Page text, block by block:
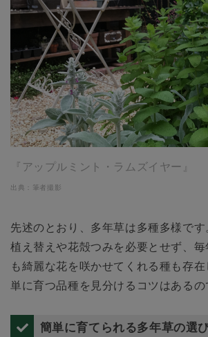
『アップルミント・ラムズイヤー』
出典：筆者撮影
先述のとおり、多年草は多種多様で
植え替えや花殻つみを必要とせず、
も綺麗な花を咲かせてくれる種も存
単に育つ品種を見分けるコツはあるの
簡単に育てられる多年草の選